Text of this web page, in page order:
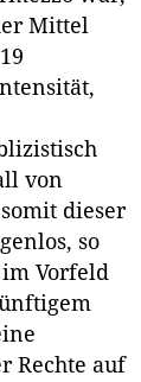
Mittel
von
dieser
so
Vorfeld
Rechte auf